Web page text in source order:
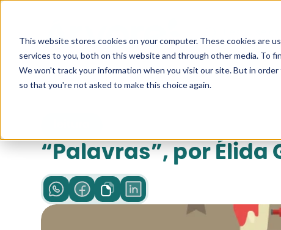
This website stores cookies on your computer. These cookies are
services to you, both on this website and through other media. To
We won't track your information when you visit our site. But in
so that you're not asked to make this choice again.
“Palavras”, por Élida